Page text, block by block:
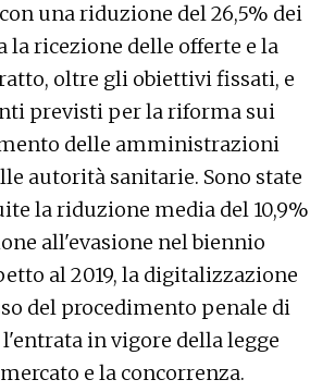
una riduzione del 26,5% dei
ricezione delle offerte e la
oltre gli obiettivi fissati, e
previsti per la riforma sui
delle amministrazioni
autorità sanitarie. Sono state
la riduzione media del 10,9%
all'evasione nel biennio
al 2019, la digitalizzazione
del procedimento penale di
in vigore della legge
e la concorrenza.